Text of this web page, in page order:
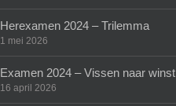
Herexamen 2024 – Trilemma
1 mei 2026
Examen 2024 – Vissen naar winst
16 april 2026